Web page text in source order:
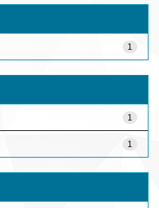
1
1
1